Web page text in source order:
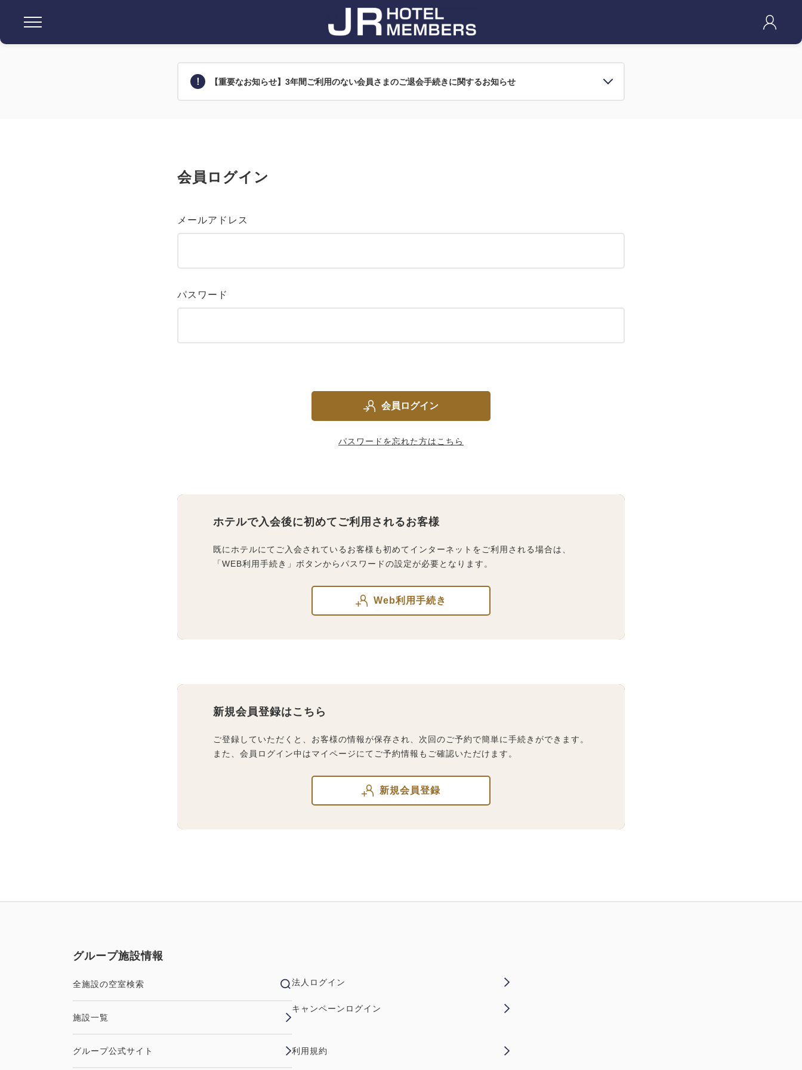
【重要なお知らせ】3年間ご利用のない会員さまのご退会手続きに関するお知らせ
会員ログイン
メールアドレス
パスワード
会員ログイン
パスワードを忘れた方はこちら
ホテルで入会後に初めてご利用されるお客様
既にホテルにてご入会されているお客様も初めてインターネットをご利用される場合は、
「WEB利用手続き」ボタンからパスワードの設定が必要となります。
Web利用手続き
新規会員登録はこちら
ご登録していただくと、お客様の情報が保存され、次回のご予約で簡単に手続きができます。
また、会員ログイン中はマイページにてご予約情報もご確認いただけます。
新規会員登録
グループ施設情報
全施設の空室検索
施設一覧
グループ公式サイト
法人ログイン
キャンペーンログイン
利用規約